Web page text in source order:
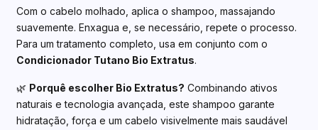
Com o cabelo molhado, aplica o shampoo, massajando
suavemente. Enxagua e, se necessário, repete o processo.
Para um tratamento completo, usa em conjunto com o
Condicionador Tutano Bio Extratus.
🌿 Porquê escolher Bio Extratus? Combinando ativos
naturais e tecnologia avançada, este shampoo garante
hidratação, força e um cabelo visivelmente mais saudável